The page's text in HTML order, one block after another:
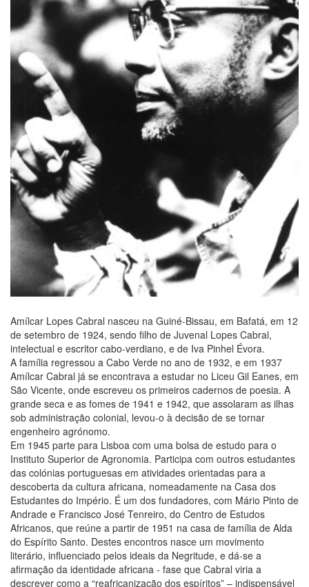
Amílcar Lopes Cabral nasceu na Guiné-Bissau, em Bafatá, em 12
de setembro de 1924, sendo filho de Juvenal Lopes Cabral,
intelectual e escritor cabo-verdiano, e de Iva Pinhel Évora.
A família regressou a Cabo Verde no ano de 1932, e em 1937
Amílcar Cabral já se encontrava a estudar no Liceu Gil Eanes, em
São Vicente, onde escreveu os primeiros cadernos de poesia. A
grande seca e as fomes de 1941 e 1942, que assolaram as ilhas
sob administração colonial, levou-o à decisão de se tornar
engenheiro agrónomo.
Em 1945 parte para Lisboa com uma bolsa de estudo para o
Instituto Superior de Agronomia. Participa com outros estudantes
das colónias portuguesas em atividades orientadas para a
descoberta da cultura africana, nomeadamente na Casa dos
Estudantes do Império. É um dos fundadores, com Mário Pinto de
Andrade e Francisco José Tenreiro, do Centro de Estudos
Africanos, que reúne a partir de 1951 na casa de família de Alda
do Espírito Santo. Destes encontros nasce um movimento
literário, influenciado pelos ideais da Negritude, e dá-se a
afirmação da identidade africana - fase que Cabral viria a
descrever como a “reafricanização dos espíritos” – indispensável